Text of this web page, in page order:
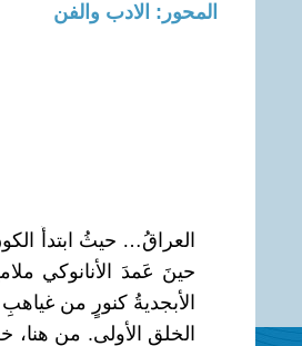
المحور: الادب والفن
العراقُ… حيثُ ابتدأَ
حينَ عَمدَ الأنانوكي
الأبجديةُ كنورٍ من
الخلقِ الأولى. من